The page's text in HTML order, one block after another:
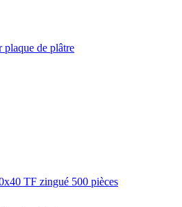
plaque de plâtre
TF zingué 500 pièces